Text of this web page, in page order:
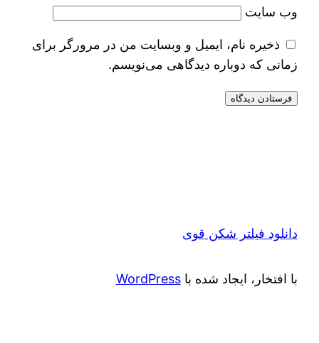
وب‌ سایت
ذخیره نام، ایمیل و وبسایت من در مرورگر برای
زمانی که دوباره دیدگاهی می‌نویسم.
دانلود فیلتر شکن قوی
با افتخار، ایجاد شده باWordPress